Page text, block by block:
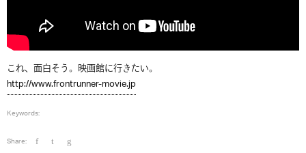
これ、面白そう。映画館に行きたい。
http://www.frontrunner-movie.jp
Keywords:
Share: